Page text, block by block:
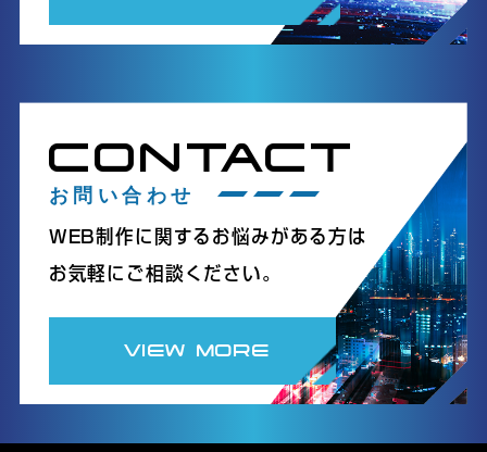
CONTACT
お問い合わせ
WEB制作に関するお悩みがある方は
お気軽にご相談ください。
VIEW MORE